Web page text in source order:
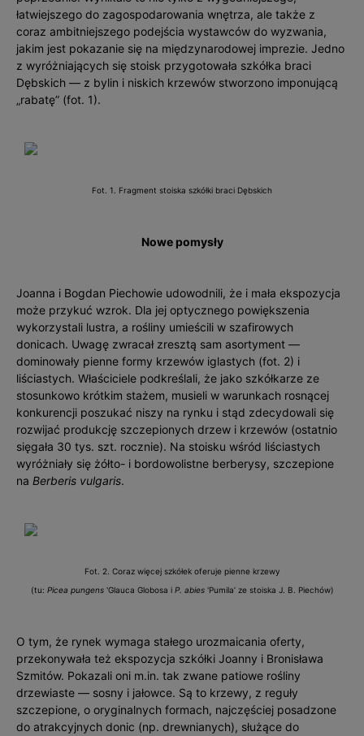
łatwiejszego do zagospodarowania wnętrza, ale także z
coraz ambitniejszego podejścia wystawców do wyzwania,
jakim jest pokazanie się na międzynarodowej imprezie. Jedno
z wyróżniających się stoisk przygotowała szkółka braci
Dębskich — z bylin i niskich krzewów stworzono imponującą
„rabatę” (fot. 1).
Fot. 1. Fragment stoiska szkółki braci Dębskich
Nowe pomysły
Joanna i Bogdan Piechowie udowodnili, że i mała ekspozycja
może przykuć wzrok. Dla jej optycznego powiększenia
wykorzystali lustra, a rośliny umieścili w szafirowych
donicach. Uwagę zwracał zresztą sam asortyment —
dominowały pienne formy krzewów iglastych (fot. 2) i
liściastych. Właściciele podkreślali, że jako szkółkarze ze
stosunkowo krótkim stażem, musieli w warunkach rosnącej
konkurencji poszukać niszy na rynku i stąd zdecydowali się
rozwijać produkcję szczepionych drzew i krzewów (ostatnio
sięgała 30 tys. szt. rocznie). Na stoisku wśród liściastych
wyróżniały się żółto- i bordowolistne berberysy, szczepione
na Berberis vulgaris.
Fot. 2. Coraz więcej szkółek oferuje pienne krzewy
(tu: Picea pungens'Glauca Globosa i P. abies'Pumila’ ze stoiska J. B. Piechów)
O tym, że rynek wymaga stałego urozmaicania oferty,
przekonywała też ekspozycja szkółki Joanny i Bronisława
Szmitów. Pokazali oni m.in. tak zwane patiowe rośliny
drzewiaste — sosny i jałowce. Są to krzewy, z reguły
szczepione, o oryginalnych formach, najczęściej posadzone
do atrakcyjnych donic (np. drewnianych), służące do